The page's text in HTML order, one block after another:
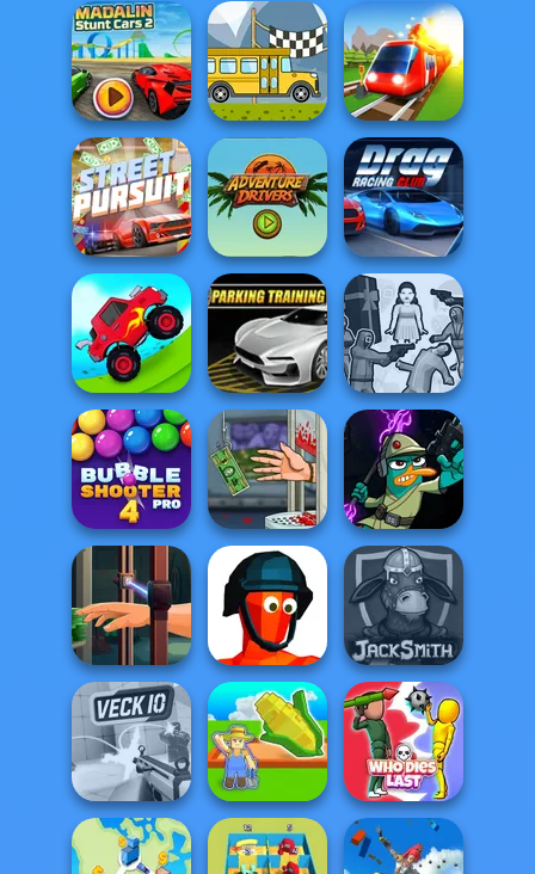
High Hills City Car Stunt 4 Drift Boss
Madalin Stunt
Cars 2
Bus Rally Conduct This!
Street Pursuit
Adventure
Drivers
Drag Racing Club
Uphill Racing 2 Parking Training
Squid Battle
Simulator
Bubble Shooter
Pro 4
Handless
Millionaire
Agent P Rebel
Spy
Hand Me The
Goods
Funny Shooter Jacksmith